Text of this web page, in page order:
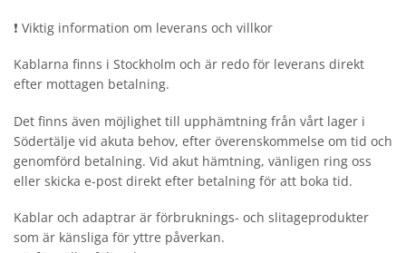
❗ Viktig information om leverans och villkor
Kablarna finns i Stockholm och är redo för leverans direkt
efter mottagen betalning.
Det finns även möjlighet till upphämtning från vårt lager i
Södertälje vid akuta behov, efter överenskommelse om tid och
genomförd betalning. Vid akut hämtning, vänligen ring oss
eller skicka e-post direkt efter betalning för att boka tid.
Kablar och adaptrar är förbruknings- och slitageprodukter
som är känsliga för yttre påverkan.